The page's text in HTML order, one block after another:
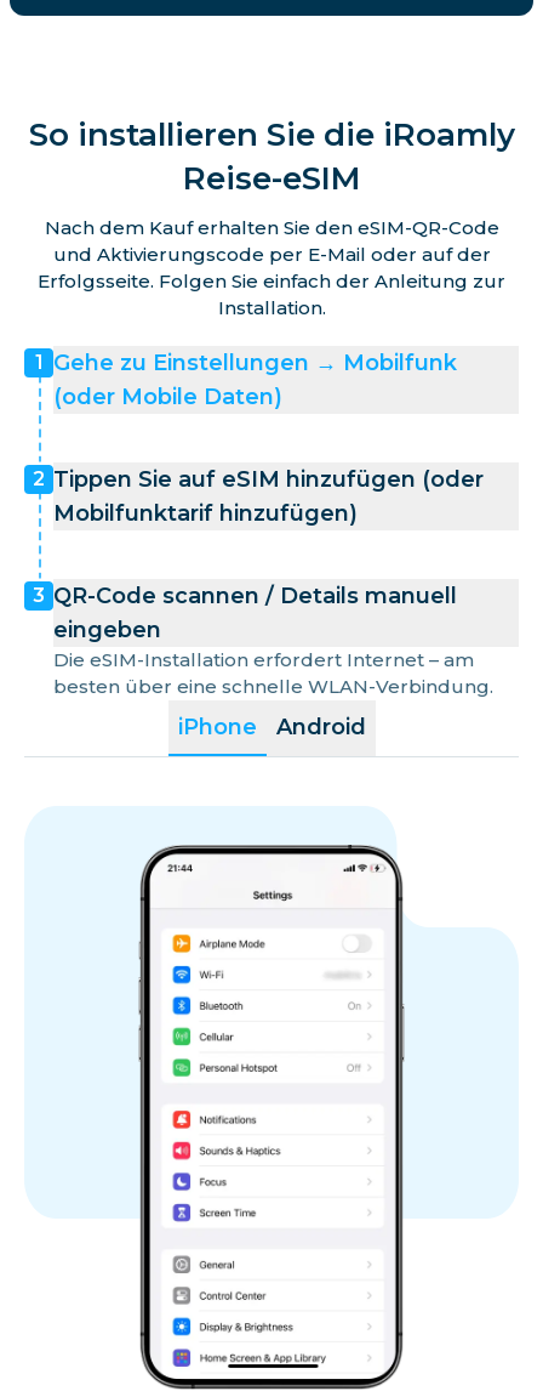
So installieren Sie die iRoamly
Reise-eSIM
Nach dem Kauf erhalten Sie den eSIM-QR-Code
und Aktivierungscode per E-Mail oder auf der
Erfolgsseite. Folgen Sie einfach der Anleitung zur
Installation.
iPhone Android
1 Gehe zu Einstellungen → Mobilfunk
(oder Mobile Daten)
2 Tippen Sie auf eSIM hinzufügen (oder
Mobilfunktarif hinzufügen)
3 QR-Code scannen / Details manuell
eingeben
Die eSIM-Installation erfordert Internet – am
besten über eine schnelle WLAN-Verbindung.